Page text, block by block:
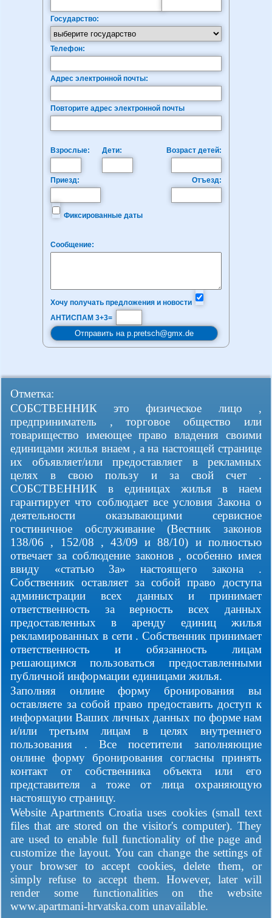
Государство:
Телефон:
Адрес электронной почты:
Повторите адрес электронной почты
Взрослые: Дети: Возраст детей:
Приезд: Отъезд:
Фиксированные даты
Сообщение:
Хочу получать предложения и новости
АНТИСПАМ 3+3=
Отметка:
СОБСТВЕННИК это физическое лицо ,
предприниматель , торговое общество или
товарищество имеющее право владения своими
единицами жилья внаем , а на настоящей странице
их объявляет/или предоставляет в рекламных
целях в свою пользу и за свой счет .
СОБСТВЕННИК в единицах жилья в наем
гарантирует что соблюдает все условия Закона о
деятельности оказывающими сервисное
гостиничное обслуживание (Вестник законов
138/06 , 152/08 , 43/09 и 88/10) и полностью
отвечает за соблюдение законов , особенно имея
ввиду «статью 3а» настоящего закона .
Собственник оставляет за собой право доступа
администрации всех данных и принимает
ответственность за верность всех данных
предоставленных в аренду единиц жилья
рекламированных в сети . Собственник принимает
ответственность и обязанность лицам
решающимся пользоваться предоставленными
публичной информации единицами жилья.
Заполняя онлине форму бронирования вы
оставляете за собой право предоставить доступ к
информации Ваших личных данных по форме нам
и/или третьим лицам в целях внутреннего
пользования . Все посетители заполняющие
онлине форму бронирования согласны принять
контакт от собственника объекта или его
представителя а тоже от лица охраняющую
настоящую страницу.
Website Apartments Croatia uses cookies (small text
files that are stored on the visitor's computer). They
are used to enable full functionality of the page and
customize the layout. You can change the settings of
your browser to accept cookies, delete them, or
simply refuse to accept them. However, later will
render some functionalities on the website
www.apartmani-hrvatska.com unavailable.